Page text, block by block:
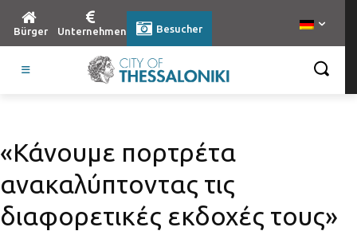
Bürger Unternehmen Besucher
«Κάνουμε πορτρέτα
ανακαλύπτοντας τις
διαφορετικές εκδοχές τους»